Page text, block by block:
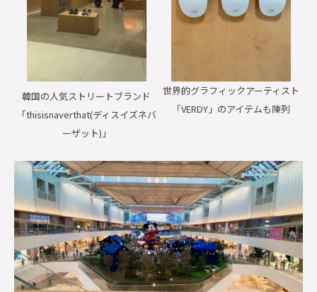
韓国の人気ストリートブランド
「thisisnaverthat(ディスイズネバ
ーザット)」
世界的グラフィックアーティスト
「VERDY」のアイテムも陳列